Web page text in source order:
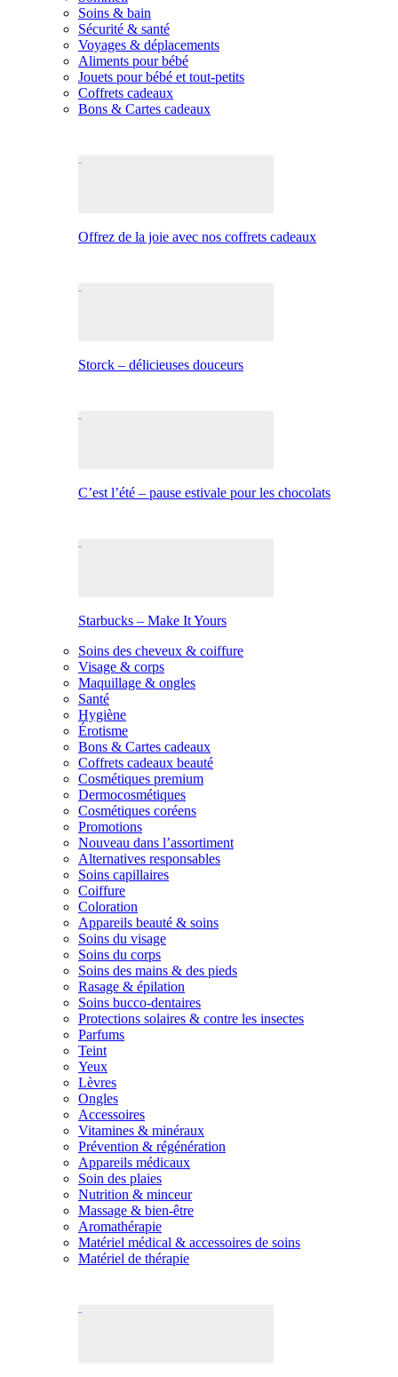
Soins & bain
Sécurité & santé
Voyages & déplacements
Aliments pour bébé
Jouets pour bébé et tout-petits
Coffrets cadeaux
Bons & Cartes cadeaux
Offrez de la joie avec nos coffrets cadeaux
Storck – délicieuses douceurs
C’est l’été – pause estivale pour les chocolats
Starbucks – Make It Yours
Soins des cheveux & coiffure
Visage & corps
Maquillage & ongles
Santé
Hygiène
Érotisme
Bons & Cartes cadeaux
Coffrets cadeaux beauté
Cosmétiques premium
Dermocosmétiques
Cosmétiques coréens
Promotions
Nouveau dans l’assortiment
Alternatives responsables
Soins capillaires
Coiffure
Coloration
Appareils beauté & soins
Soins du visage
Soins du corps
Soins des mains & des pieds
Rasage & épilation
Soins bucco-dentaires
Protections solaires & contre les insectes
Parfums
Teint
Yeux
Lèvres
Ongles
Accessoires
Vitamines & minéraux
Prévention & régénération
Appareils médicaux
Soin des plaies
Nutrition & minceur
Massage & bien-être
Aromathérapie
Matériel médical & accessoires de soins
Matériel de thérapie